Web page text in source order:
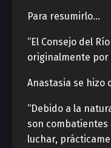
Para resumirlo…
“El Consejo del
originalmente por
Anastasia se hizo
“Debido a la
son
luchar,